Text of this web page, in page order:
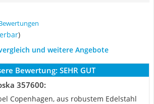
)
und weitere Angebote
Bewertung: SEHR GUT
357600:
Copenhagen, aus robustem Edelstahl